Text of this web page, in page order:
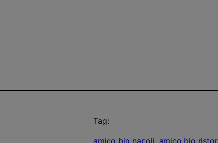
Tag:
amico bio napoli, amico bio